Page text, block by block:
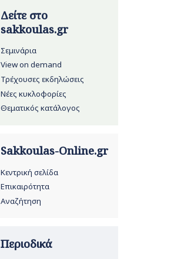
Δείτε στο
sakkoulas.gr
Σεμινάρια
View on demand
Τρέχουσες εκδηλώσεις
Νέες κυκλοφορίες
Θεματικός κατάλογος
Sakkoulas-Online.gr
Κεντρική σελίδα
Επικαιρότητα
Αναζήτηση
Περιοδικά